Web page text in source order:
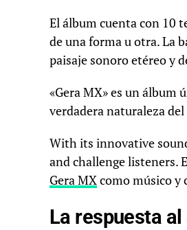
El álbum cuenta con 10
de una forma u otra. La
paisaje sonoro etéreo y
«Gera MX» es un álbum
verdadera naturaleza
With its innovative
and challenge listeners.
Gera MXcomo músico y
La respuesta